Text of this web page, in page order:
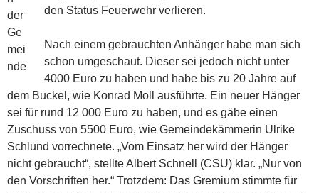
den Status Feuerwehr verlieren.
Nach einem gebrauchten Anhänger habe man sich
schon umgeschaut. Dieser sei jedoch nicht unter
4000 Euro zu haben und habe bis zu 20 Jahre auf
dem Buckel, wie Konrad Moll ausführte. Ein neuer Hänger
sei für rund 12 000 Euro zu haben, und es gäbe einen
Zuschuss von 5500 Euro, wie Gemeindekämmerin Ulrike
Schlund vorrechnete. „Vom Einsatz her wird der Hänger
nicht gebraucht“, stellte Albert Schnell (CSU) klar. „Nur von
den Vorschriften her.“ Trotzdem: Das Gremium stimmte für